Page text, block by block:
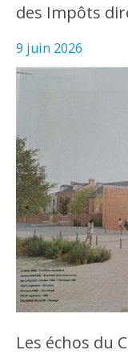
des Impôts
9 juin 2026
Les échos du